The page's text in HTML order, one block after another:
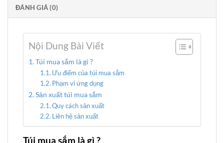
ĐÁNH GIÁ (0)
Nội Dung Bài Viết
Túi mua sắm là gì ?
Ưu điểm của túi mua sắm
Phạm vi ứng dụng
Sản xuất túi mua sắm
Quy cách sản xuất
Liên hệ sản xuất
Túi mua sắm là gì ?